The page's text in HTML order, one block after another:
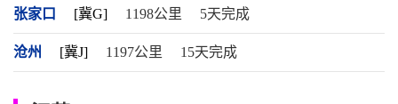
张家口 [冀G] 1198公里 5天完成
沧州 [冀J] 1197公里 15天完成